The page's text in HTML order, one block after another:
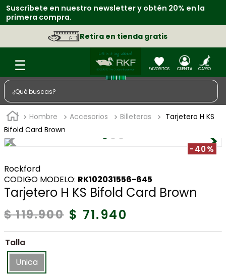
Suscríbete en nuestro newsletter y obtén 20% en la
primera compra.
Retira en tienda gratis
¿Qué buscas?
TÉRMINOS MÁS BUSCADOS
1
zapatos
4.
camisa
5.
medias
6
morral
7.
botas
8.
tenis
9.
lino
Hombre Accesorios Billeteras
Tarjetero H KS
Bifold Card Brown
-40%
Rockford
: RK102031556-645
Tarjetero H KS Bifold Card Brown
$ 119.900 $ 71.940
Talla
Unica